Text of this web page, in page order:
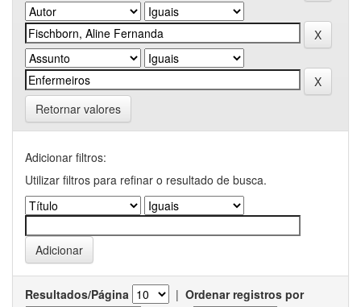
Retornar valores
Adicionar filtros:
Utilizar filtros para refinar o resultado de busca.
Resultados/Página | Ordenar registros por